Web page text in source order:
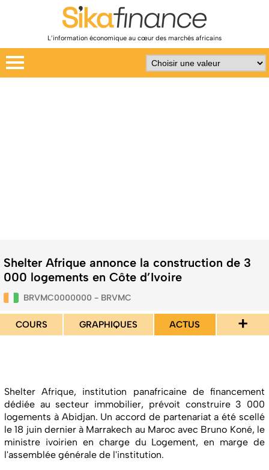
L’information économique au cœur des marchés africains
Shelter Afrique annonce la construction de 3
000 logements en Côte d’Ivoire
BRVMC0000000 - BRVMC
COURS GRAPHIQUES ACTUS +
Shelter Afrique, institution panafricaine de financement
dédiée au secteur immobilier, prévoit construire 3 000
logements à Abidjan. Un accord de partenariat a été scellé
le 18 juin dernier à Marrakech au Maroc avec Bruno Koné, le
ministre ivoirien en charge du Logement, en marge de
l'assemblée générale de l'institution.